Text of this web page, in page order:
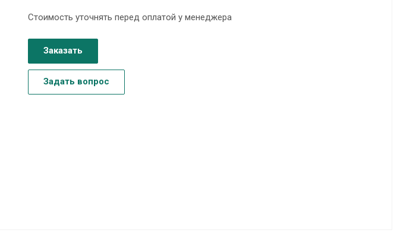
Стоимость уточнять перед оплатой у менеджера
Заказать
Задать вопрос